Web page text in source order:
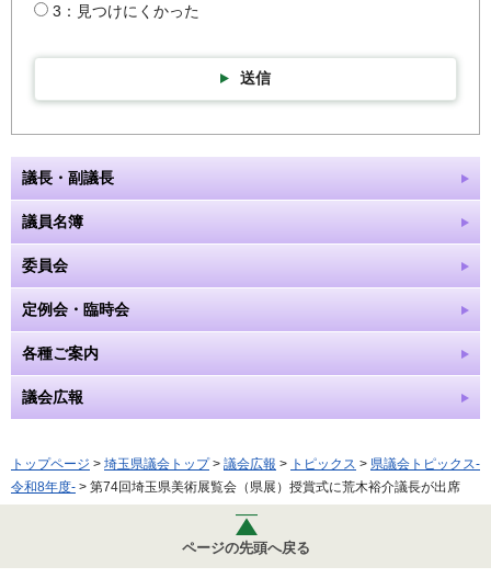
3：見つけにくかった
送信
議長・副議長
議員名簿
委員会
定例会・臨時会
各種ご案内
議会広報
トップページ > 埼玉県議会トップ> 議会広報 > トピックス > 県議会トピックス-
令和8年度- > 第74回埼玉県美術展覧会（県展）授賞式に荒木裕介議長が出席
ページの先頭へ戻る